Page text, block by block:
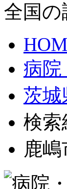
全国
病院
茨城
検索
鹿